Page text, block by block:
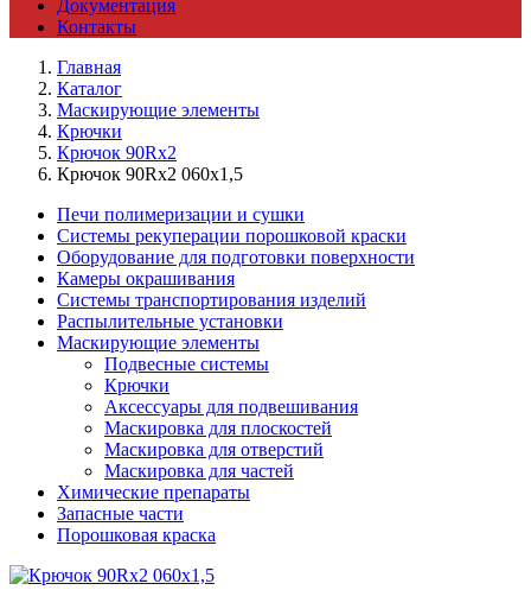
Документация
Контакты
Главная
Каталог
Маскирующие элементы
Крючки
Крючок 90Rx2
Крючок 90Rx2 060x1,5
Печи полимеризации и сушки
Системы рекуперации порошковой краски
Оборудование для подготовки поверхности
Камеры окрашивания
Системы транспортирования изделий
Распылительные установки
Маскирующие элементы
Подвесные системы
Крючки
Аксессуары для подвешивания
Маскировка для плоскостей
Маскировка для отверстий
Маскировка для частей
Химические препараты
Запасные части
Порошковая краска